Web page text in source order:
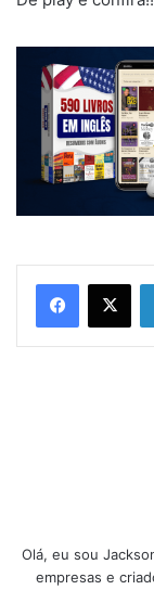
Olá, eu sou
empresas e